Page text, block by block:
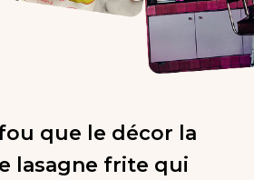
que le décor la
lasagne frite qui